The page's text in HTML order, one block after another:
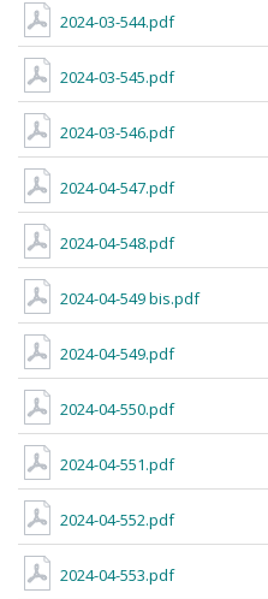
2024-03-544.pdf
2024-03-545.pdf
2024-03-546.pdf
2024-04-547.pdf
2024-04-548.pdf
2024-04-549 bis.pdf
2024-04-549.pdf
2024-04-550.pdf
2024-04-551.pdf
2024-04-552.pdf
2024-04-553.pdf